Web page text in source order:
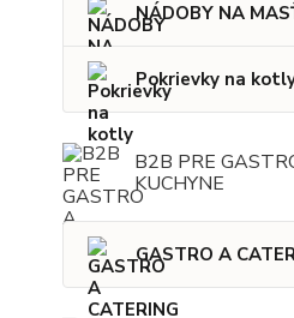
NÁDOBY NA
Pokrievky na
B2B PRE
KUCHYNE
GASTRO A